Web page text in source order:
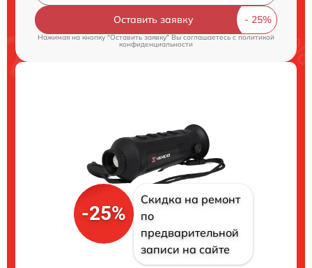
Оставить заявку
Нажимая на кнопку "Оставить заявку" Вы соглашаетесь cполитикой
конфиденциальности
-25%
Скидка на ремонт
по
предварительной
записи на сайте